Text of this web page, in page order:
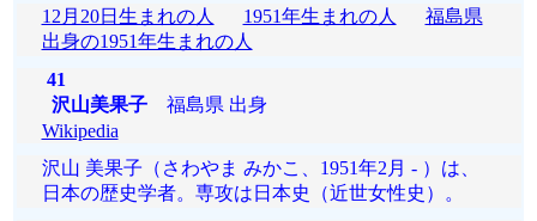
12月20日生まれの人
1951年生まれの人
福島県
出身の1951年生まれの人
41
沢山美果子福島県 出身
Wikipedia
沢山 美果子（さわやま みかこ、1951年2月 - ）は、
日本の歴史学者。専攻は日本史（近世女性史）。